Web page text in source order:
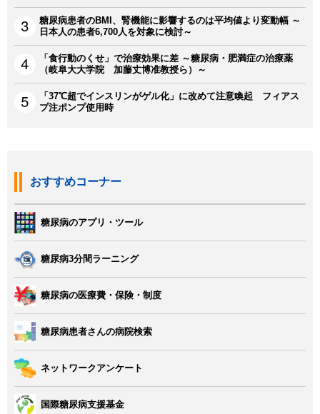
糖尿病患者のBMI、腎機能に影響するのは平均値より変動幅 ～
日本人の患者6,700人を対象に検討～
「食行動のくせ」で治療効果に差 ～糖尿病・肥満症の治療薬
（岐阜大大学院 加藤丈博准教授ら）～
「37℃超でインスリンがゲル化」に改めて注意喚起 フィアス
プ注ポンプ使用時
おすすめコーナー
糖尿病のアプリ・ツール
糖尿病3分間ラーニング
糖尿病の医療費・保険・制度
糖尿病患者さんの病院検索
ネットワークアンケート
国際糖尿病支援基金